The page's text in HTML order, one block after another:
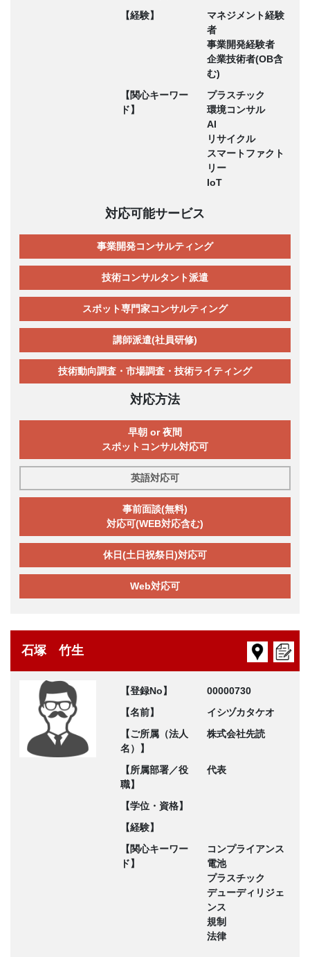
【経験】
マネジメント経験
者
事業開発経験者
企業技術者(OB含
む)
【関心キーワー
ド】
プラスチック
環境コンサル
AI
リサイクル
スマートファクト
リー
IoT
対応可能サービス
事業開発コンサルティング
技術コンサルタント派遣
スポット専門家コンサルティング
講師派遣(社員研修)
技術動向調査・市場調査・技術ライティング
対応方法
早朝 or 夜間
スポットコンサル対応可
英語対応可
事前面談(無料)
対応可(WEB対応含む)
休日(土日祝祭日)対応可
Web対応可
石塚 竹生
【登録No】
00000730
【名前】
イシヅカタケオ
【ご所属（法人
名）】
株式会社先読
【所属部署／役
職】
代表
【学位・資格】
【経験】
【関心キーワー
ド】
コンプライアンス
電池
プラスチック
デューディリジェ
ンス
規制
法律